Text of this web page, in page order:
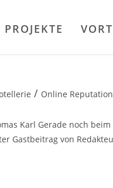
/ Online Reputation
Karl Gerade noch
Gastbeitrag von